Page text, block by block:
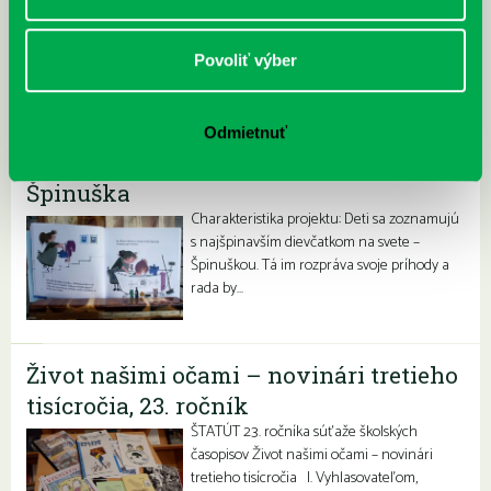
Povoliť výber
Odmietnuť
Špinuška
Charakteristika projektu: Deti sa zoznamujú
s najšpinavším dievčatkom na svete –
Špinuškou. Tá im rozpráva svoje príhody a
rada by…
Život našimi očami – novinári tretieho
tisícročia, 23. ročník
ŠTATÚT 23. ročníka súťaže školských
časopisov Život našimi očami – novinári
tretieho tisícročia I. Vyhlasovateľom,